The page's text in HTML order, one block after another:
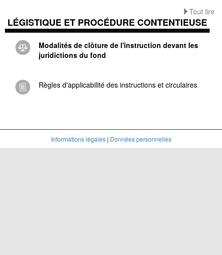
Tout lire
LÉGISTIQUE ET PROCÉDURE CONTENTIEUSE
Modalités de clôture de l'instruction devant les
juridictions du fond
Règles d'applicabilité des instructions et circulaires
Informations légales| Données personnelles